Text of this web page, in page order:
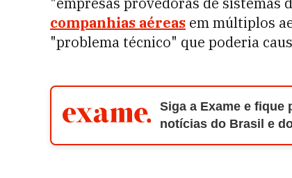
companhias aéreas em múltiplos
"problema técnico" que poderia
Siga a Exame e
notícias do Brasil e